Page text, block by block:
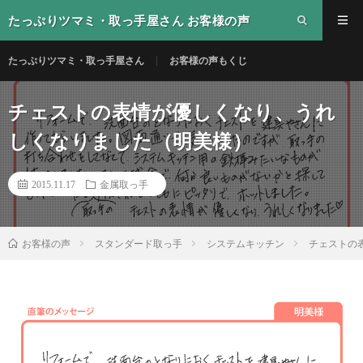
たっぷりツマミ・取っ手屋さん お客様の声
たっぷりツマミ・取っ手屋さん お客様の声もくじ
チェストの表情が優しくなり、うれ
しくなりました（明美様）
2015.11.17 金属取っ手
お客様の声 スタンダード取っ手 システムキッチン チェストの